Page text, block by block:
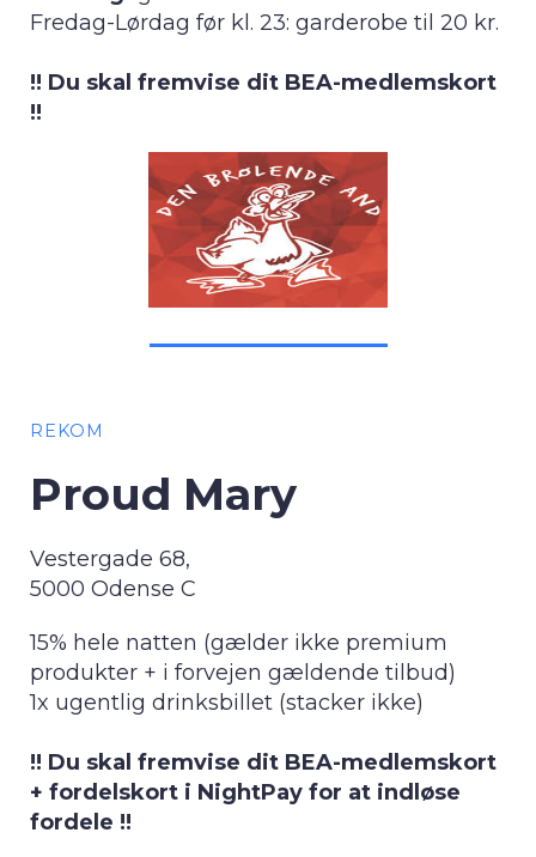
Fredag-Lørdag før kl. 23: garderobe til 20 kr.
!! Du skal fremvise dit BEA-medlemskort
!!
REKOM
Proud Mary
Vestergade 68,
5000 Odense C
15% hele natten (gælder ikke premium
produkter + i forvejen gældende tilbud)
1x ugentlig drinksbillet (stacker ikke)
!! Du skal fremvise dit BEA-medlemskort
+ fordelskort i NightPay for at indløse
fordele !!